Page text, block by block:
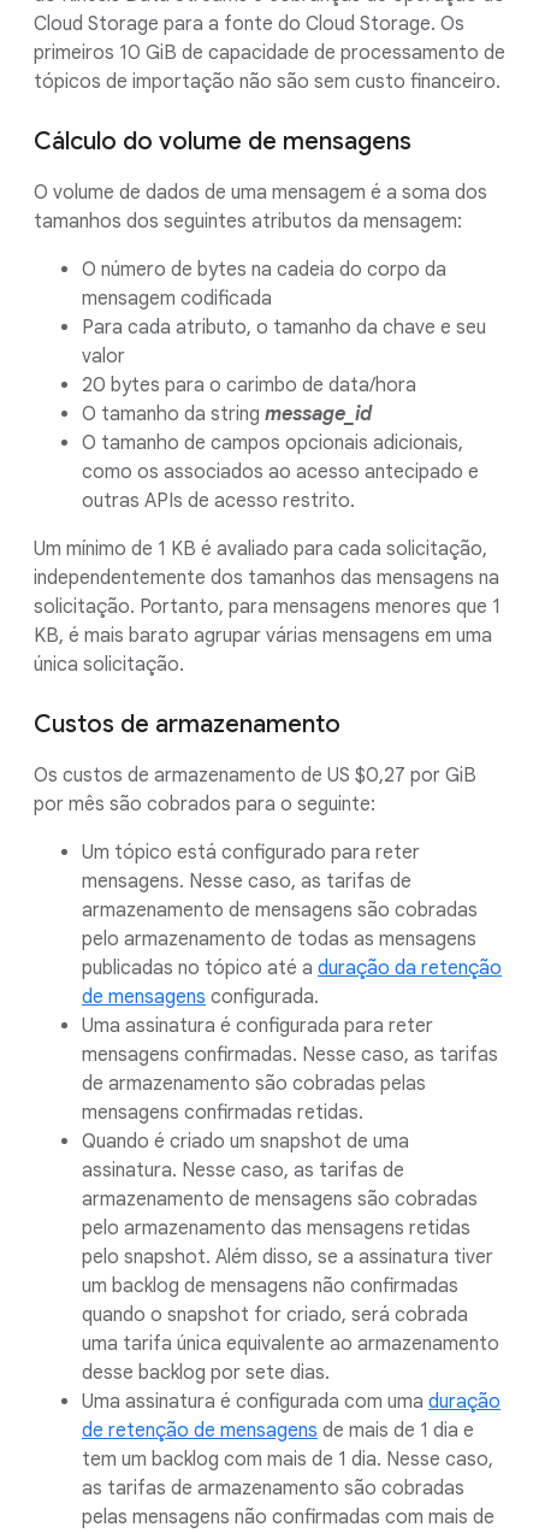
Cloud Storage para a fonte do Cloud Storage. Os
primeiros 10 GiB de capacidade de processamento de
tópicos de importação não são sem custo financeiro.
Cálculo do volume de mensagens
O volume de dados de uma mensagem é a soma dos
tamanhos dos seguintes atributos da mensagem:
O número de bytes na cadeia do corpo da
mensagem codificada
Para cada atributo, o tamanho da chave e seu
valor
20 bytes para o carimbo de data/hora
O tamanho da string message_id
O tamanho de campos opcionais adicionais,
como os associados ao acesso antecipado e
outras APIs de acesso restrito.
Um mínimo de 1 KB é avaliado para cada solicitação,
independentemente dos tamanhos das mensagens na
solicitação. Portanto, para mensagens menores que 1
KB, é mais barato agrupar várias mensagens em uma
única solicitação.
Custos de armazenamento
Os custos de armazenamento de US $0,27 por GiB
por mês são cobrados para o seguinte:
Um tópico está configurado para reter
mensagens. Nesse caso, as tarifas de
armazenamento de mensagens são cobradas
pelo armazenamento de todas as mensagens
publicadas no tópico até a duração da retenção
de mensagens configurada.
Uma assinatura é configurada para reter
mensagens confirmadas. Nesse caso, as tarifas
de armazenamento são cobradas pelas
mensagens confirmadas retidas.
Quando é criado um snapshot de uma
assinatura. Nesse caso, as tarifas de
armazenamento de mensagens são cobradas
pelo armazenamento das mensagens retidas
pelo snapshot. Além disso, se a assinatura tiver
um backlog de mensagens não confirmadas
quando o snapshot for criado, será cobrada
uma tarifa única equivalente ao armazenamento
desse backlog por sete dias.
Uma assinatura é configurada com uma duração
de retenção de mensagens de mais de 1 dia e
tem um backlog com mais de 1 dia. Nesse caso,
as tarifas de armazenamento são cobradas
pelas mensagens não confirmadas com mais de